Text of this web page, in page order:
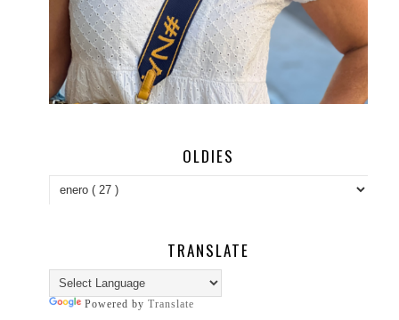
OLDIES
TRANSLATE
Powered by Translate